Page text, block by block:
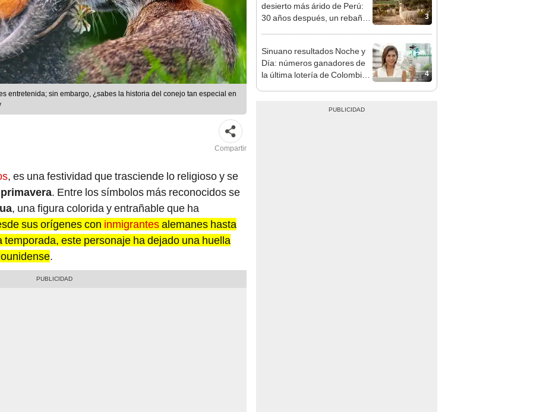
entretenida; sin embargo, ¿sabes la historia del conejo tan especial en
Compartir
, es una festividad que trasciende lo religioso y se
primavera. Entre los símbolos más reconocidos se
, una figura colorida y entrañable que ha
sus orígenes con inmigrantesalemanes hasta
este personaje ha dejado una huella
.
3
desierto más árido de Perú:
30 años después, un rebaño
4
Sinuano resultados Noche y
Día: números ganadores de
la última lotería de Colombia